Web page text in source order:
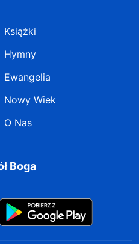
Książki
Hymny
Ewangelia
Nowy Wiek
O Nas
Boga